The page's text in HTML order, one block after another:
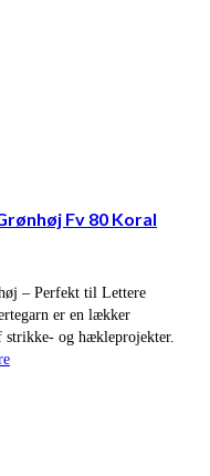
Fv 80 Koral
– Perfekt til Lettere
er en lækker
strikke- og hækleprojekter.